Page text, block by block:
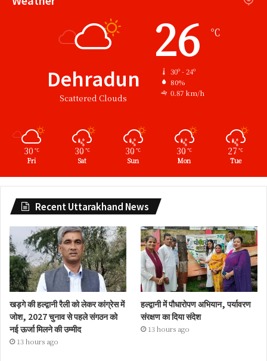
Dehradun
Scattered Clouds
26 ℃
30º - 24º
80%
0.87 km/h
30 ℃
Fri
30 ℃
Sat
30 ℃
Sun
30 ℃
Mon
27 ℃
Tue
Recent Uttarakhand News
खड़गे की हल्द्वानी रैली को लेकर कांग्रेस में
जोश, 2027 चुनाव से पहले संगठन को
नई ऊर्जा मिलने की उम्मीद
13 hours ago
हल्द्वानी में पौधारोपण अभियान, पर्यावरण
संरक्षण का दिया संदेश
13 hours ago